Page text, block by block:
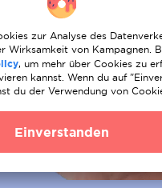
zur Analyse des
Wirksamkeit von Kampagnen.
, um mehr über Cookies zu
kannst. Wenn du auf
du der Verwendung von
Einverstanden